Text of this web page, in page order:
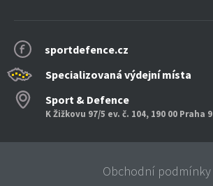
sportdefence.cz
Specializovaná výdejní místa
Sport & Defence
K Žižkovu 97/5 ev. č. 104, 190 00 Praha 9
Obchodní podmínky